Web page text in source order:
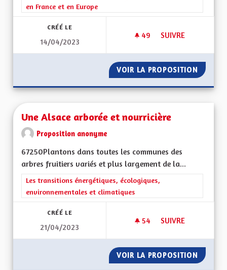
en France et en Europe
CRÉÉ LE
14/04/2023
49 49 ABONNÉS
SUIVRE
VOIR LA PROPOSITION LE
Une Alsace arborée et nourricière
Proposition anonyme
67250Plantons dans toutes les communes des
arbres fruitiers variés et plus largement de la...
Filtrer les résultats de la catégorie : Les transitions
Les transitions énergétiques, écologiques,
environnementales et climatiques
CRÉÉ LE
21/04/2023
54 54 ABONNÉS
SUIVRE
VOIR LA PROPOSITION UNE